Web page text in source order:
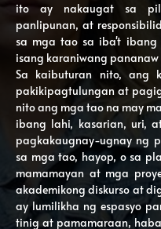
ito ay nakaugat sa
panlipunan, at
sa mga tao sa iba't
isang karaniwang
Sa kaibuturan nito, ang
pakikipagtulungan at
nito ang mga tao na may
ibang lahi, kasarian, uri,
pagkakaugnay-ugnay ng
sa mga tao, hayop, o sa
mamamayan at mga
akademikong diskurso at
ay lumilikha ng espasyo
tinig at pamamaraan,